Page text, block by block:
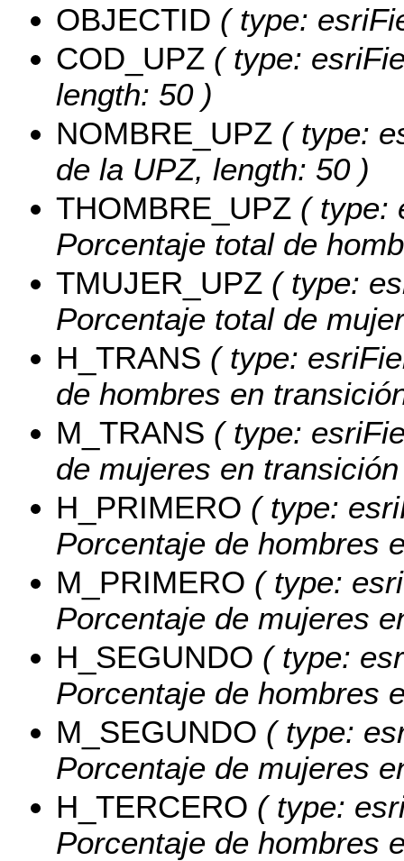
OBJECTID ( type:
COD_UPZ ( type:
length: 50 )
NOMBRE_UPZ ( type:
de la UPZ, length: 50 )
THOMBRE_UPZ ( type:
Porcentaje total de
TMUJER_UPZ ( type:
Porcentaje total de
H_TRANS ( type:
de hombres en
M_TRANS ( type:
de mujeres en
H_PRIMERO ( type:
Porcentaje de hombres
M_PRIMERO ( type:
Porcentaje de mujeres
H_SEGUNDO ( type:
Porcentaje de hombres
M_SEGUNDO ( type:
Porcentaje de mujeres
H_TERCERO ( type:
Porcentaje de hombres